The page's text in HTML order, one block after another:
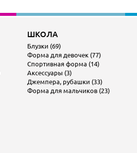
ШКОЛА
Блузки (69)
Форма для девочек (77)
Спортивная форма (14)
Аксессуары (3)
Джемпера, рубашки (33)
Форма для мальчиков (23)